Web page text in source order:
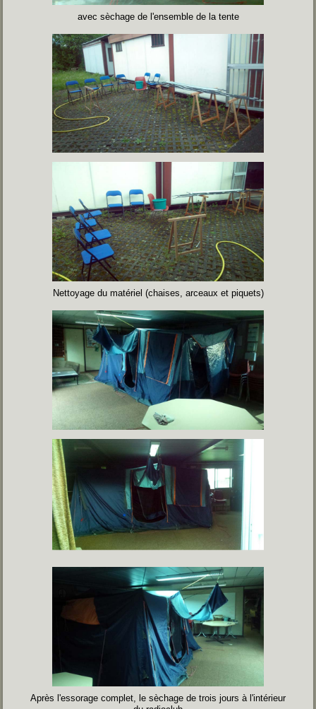
avec sèchage de l'ensemble de la tente
Nettoyage du matériel (chaises, arceaux et piquets)
Après l'essorage complet, le sèchage de trois jours à l'intérieur